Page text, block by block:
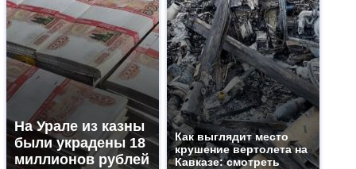
На Урале из казны
были украдены 18
миллионов рублей
Как выглядит место
крушение вертолета на
Кавказе: смотреть